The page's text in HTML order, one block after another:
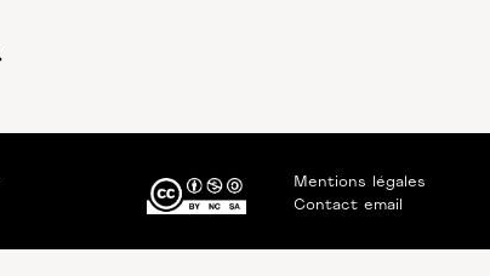
Mentions légales
Contact email